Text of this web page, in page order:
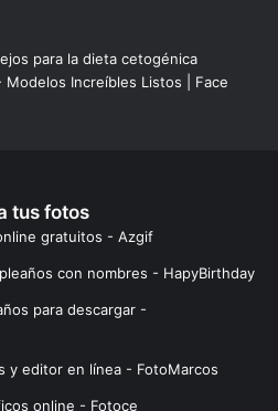
para la dieta cetogénica
Modelos Increíbles Listos | Face
tus fotos
gratuitos - Azgif
con nombres - HapyBirthday
para descargar -
y editor en línea - FotoMarcos
online - Fotoce